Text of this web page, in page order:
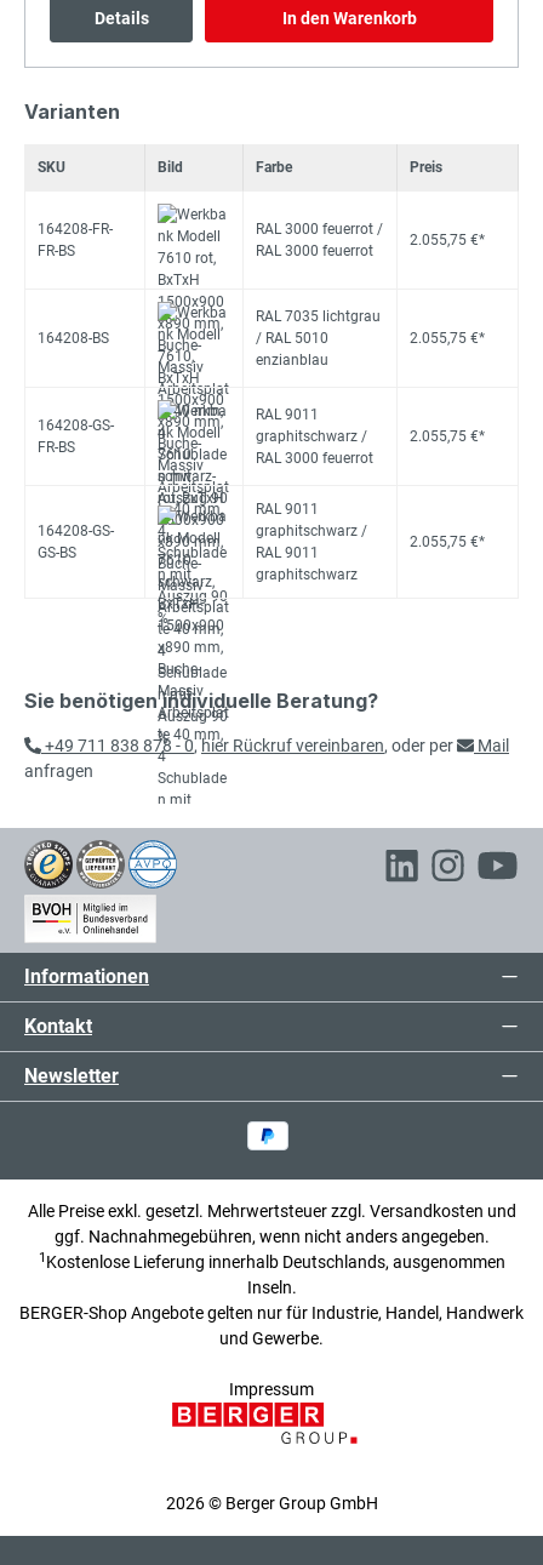
Details In den Warenkorb
Varianten
SKU Bild Farbe Preis
164208-FR-
FR-BS
RAL 3000 feuerrot /
RAL 3000 feuerrot
2.055,75 €*
164208-BS
RAL 7035 lichtgrau
/ RAL 5010
enzianblau
2.055,75 €*
164208-GS-
FR-BS
RAL 9011
graphitschwarz /
RAL 3000 feuerrot
2.055,75 €*
164208-GS-
GS-BS
RAL 9011
graphitschwarz /
RAL 9011
graphitschwarz
2.055,75 €*
Sie benötigen individuelle Beratung?
+49 711 838 878 - 0,hier Rückruf vereinbaren, oder per
Mail
anfragen
Informationen
Kontakt
Newsletter
Alle Preise exkl. gesetzl. Mehrwertsteuer zzgl. Versandkosten und
ggf. Nachnahmegebühren, wenn nicht anders angegeben.
1 Kostenlose Lieferung innerhalb Deutschlands, ausgenommen
Inseln.
BERGER-Shop Angebote gelten nur für Industrie, Handel, Handwerk
und Gewerbe.
Impressum
2026 © Berger Group GmbH